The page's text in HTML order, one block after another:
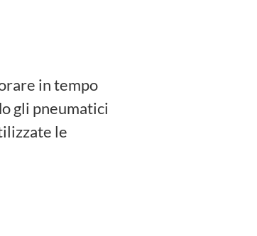
in tempo
gli pneumatici
le